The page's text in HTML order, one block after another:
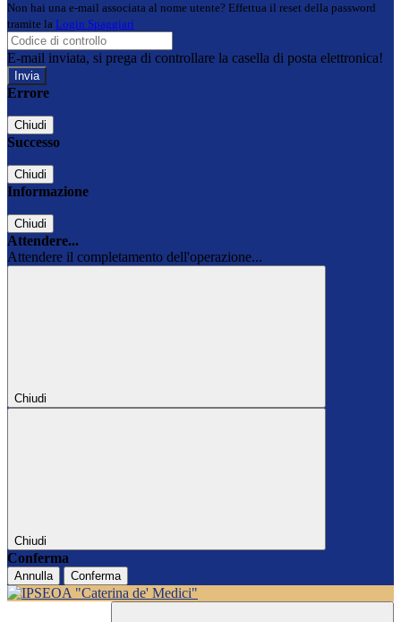
Non hai una e-mail associata al nome utente? Effettua il reset della password
tramite la Login Spaggiari
E-mail inviata, si prega di controllare la casella di posta elettronica!
Errore
Chiudi
Successo
Chiudi
Informazione
Chiudi
Attendere...
Attendere il completamento dell'operazione...
Chiudi
Chiudi
Conferma
Annulla Conferma